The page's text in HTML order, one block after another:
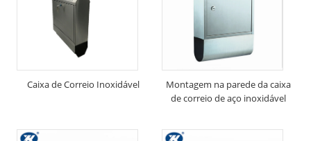
Caixa de Correio Inoxidável
Montagem na parede da caixa
de correio de aço inoxidável